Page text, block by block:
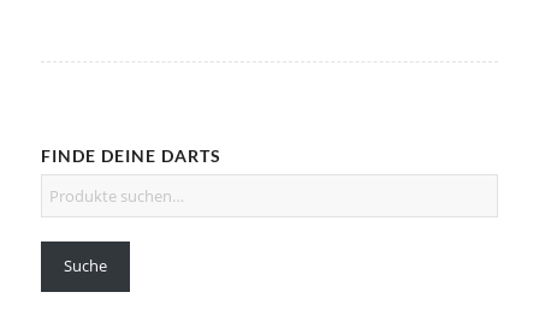
FINDE DEINE DARTS
Suche